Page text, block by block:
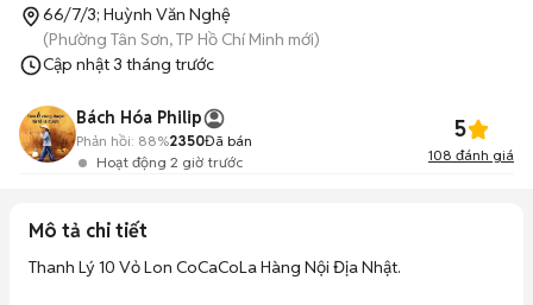
66/7/3; Huỳnh Văn Nghệ
(Phường Tân Sơn, TP Hồ Chí Minh mới)
Cập nhật3 tháng trước
Bách Hóa Philip
Hoạt động 2 giờ trước
Phản hồi: 88%2350Đã bán 5
108 đánh giá
Mô tả chi tiết
Thanh Lý 10 Vỏ Lon CoCaCoLa Hàng Nội Địa Nhật.